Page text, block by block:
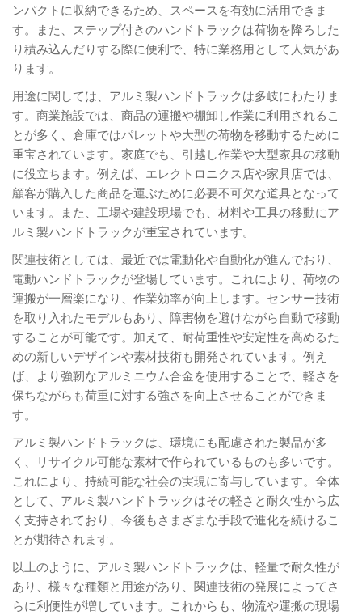
ンパクトに収納できるため、スペースを有効に活用できま
す。また、ステップ付きのハンドトラックは荷物を降ろした
り積み込んだりする際に便利で、特に業務用として人気があ
ります。
用途に関しては、アルミ製ハンドトラックは多岐にわたりま
す。商業施設では、商品の運搬や棚卸し作業に利用されるこ
とが多く、倉庫ではパレットや大型の荷物を移動するために
重宝されています。家庭でも、引越し作業や大型家具の移動
に役立ちます。例えば、エレクトロニクス店や家具店では、
顧客が購入した商品を運ぶために必要不可欠な道具となって
います。また、工場や建設現場でも、材料や工具の移動にア
ルミ製ハンドトラックが重宝されています。
関連技術としては、最近では電動化や自動化が進んでおり、
電動ハンドトラックが登場しています。これにより、荷物の
運搬が一層楽になり、作業効率が向上します。センサー技術
を取り入れたモデルもあり、障害物を避けながら自動で移動
することが可能です。加えて、耐荷重性や安定性を高めるた
めの新しいデザインや素材技術も開発されています。例え
ば、より強靭なアルミニウム合金を使用することで、軽さを
保ちながらも荷重に対する強さを向上させることができま
す。
アルミ製ハンドトラックは、環境にも配慮された製品が多
く、リサイクル可能な素材で作られているものも多いです。
これにより、持続可能な社会の実現に寄与しています。全体
として、アルミ製ハンドトラックはその軽さと耐久性から広
く支持されており、今後もさまざまな手段で進化を続けるこ
とが期待されます。
以上のように、アルミ製ハンドトラックは、軽量で耐久性が
あり、様々な種類と用途があり、関連技術の発展によってさ
らに利便性が増しています。これからも、物流や運搬の現場